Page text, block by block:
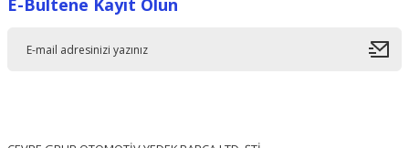
Ürün resmi kalitesiz, bozuk veya görüntülenemiyor.
E-Bültene Kayıt Olun